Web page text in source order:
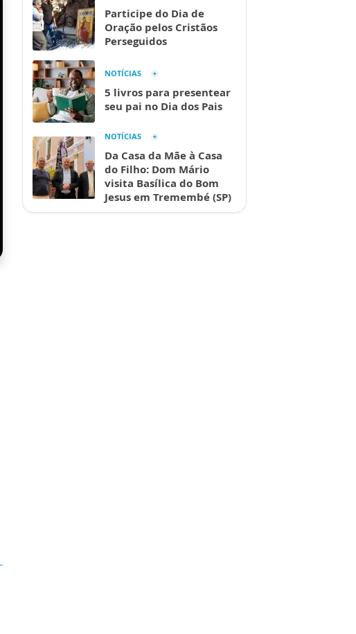
Participe do Dia de
Oração pelos Cristãos
Perseguidos
NOTÍCIAS
5 livros para presentear
seu pai no Dia dos Pais
NOTÍCIAS
Da Casa da Mãe à Casa
do Filho: Dom Mário
visita Basílica do Bom
Jesus em Tremembé (SP)